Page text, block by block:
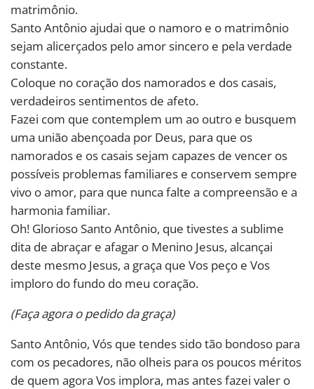
matrimônio.
Santo Antônio ajudai que o namoro e o matrimônio
sejam alicerçados pelo amor sincero e pela verdade
constante.
Coloque no coração dos namorados e dos casais,
verdadeiros sentimentos de afeto.
Fazei com que contemplem um ao outro e busquem
uma união abençoada por Deus, para que os
namorados e os casais sejam capazes de vencer os
possíveis problemas familiares e conservem sempre
vivo o amor, para que nunca falte a compreensão e a
harmonia familiar.
Oh! Glorioso Santo Antônio, que tivestes a sublime
dita de abraçar e afagar o Menino Jesus, alcançai
deste mesmo Jesus, a graça que Vos peço e Vos
imploro do fundo do meu coração.
(Faça agora o pedido da graça)
Santo Antônio, Vós que tendes sido tão bondoso para
com os pecadores, não olheis para os poucos méritos
de quem agora Vos implora, mas antes fazei valer o